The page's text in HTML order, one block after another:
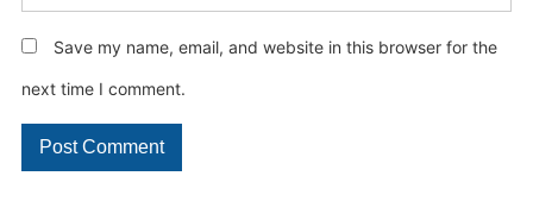
Save my name, email, and website in this browser for the
next time I comment.